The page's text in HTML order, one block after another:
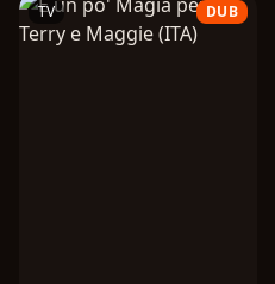
TV DUB